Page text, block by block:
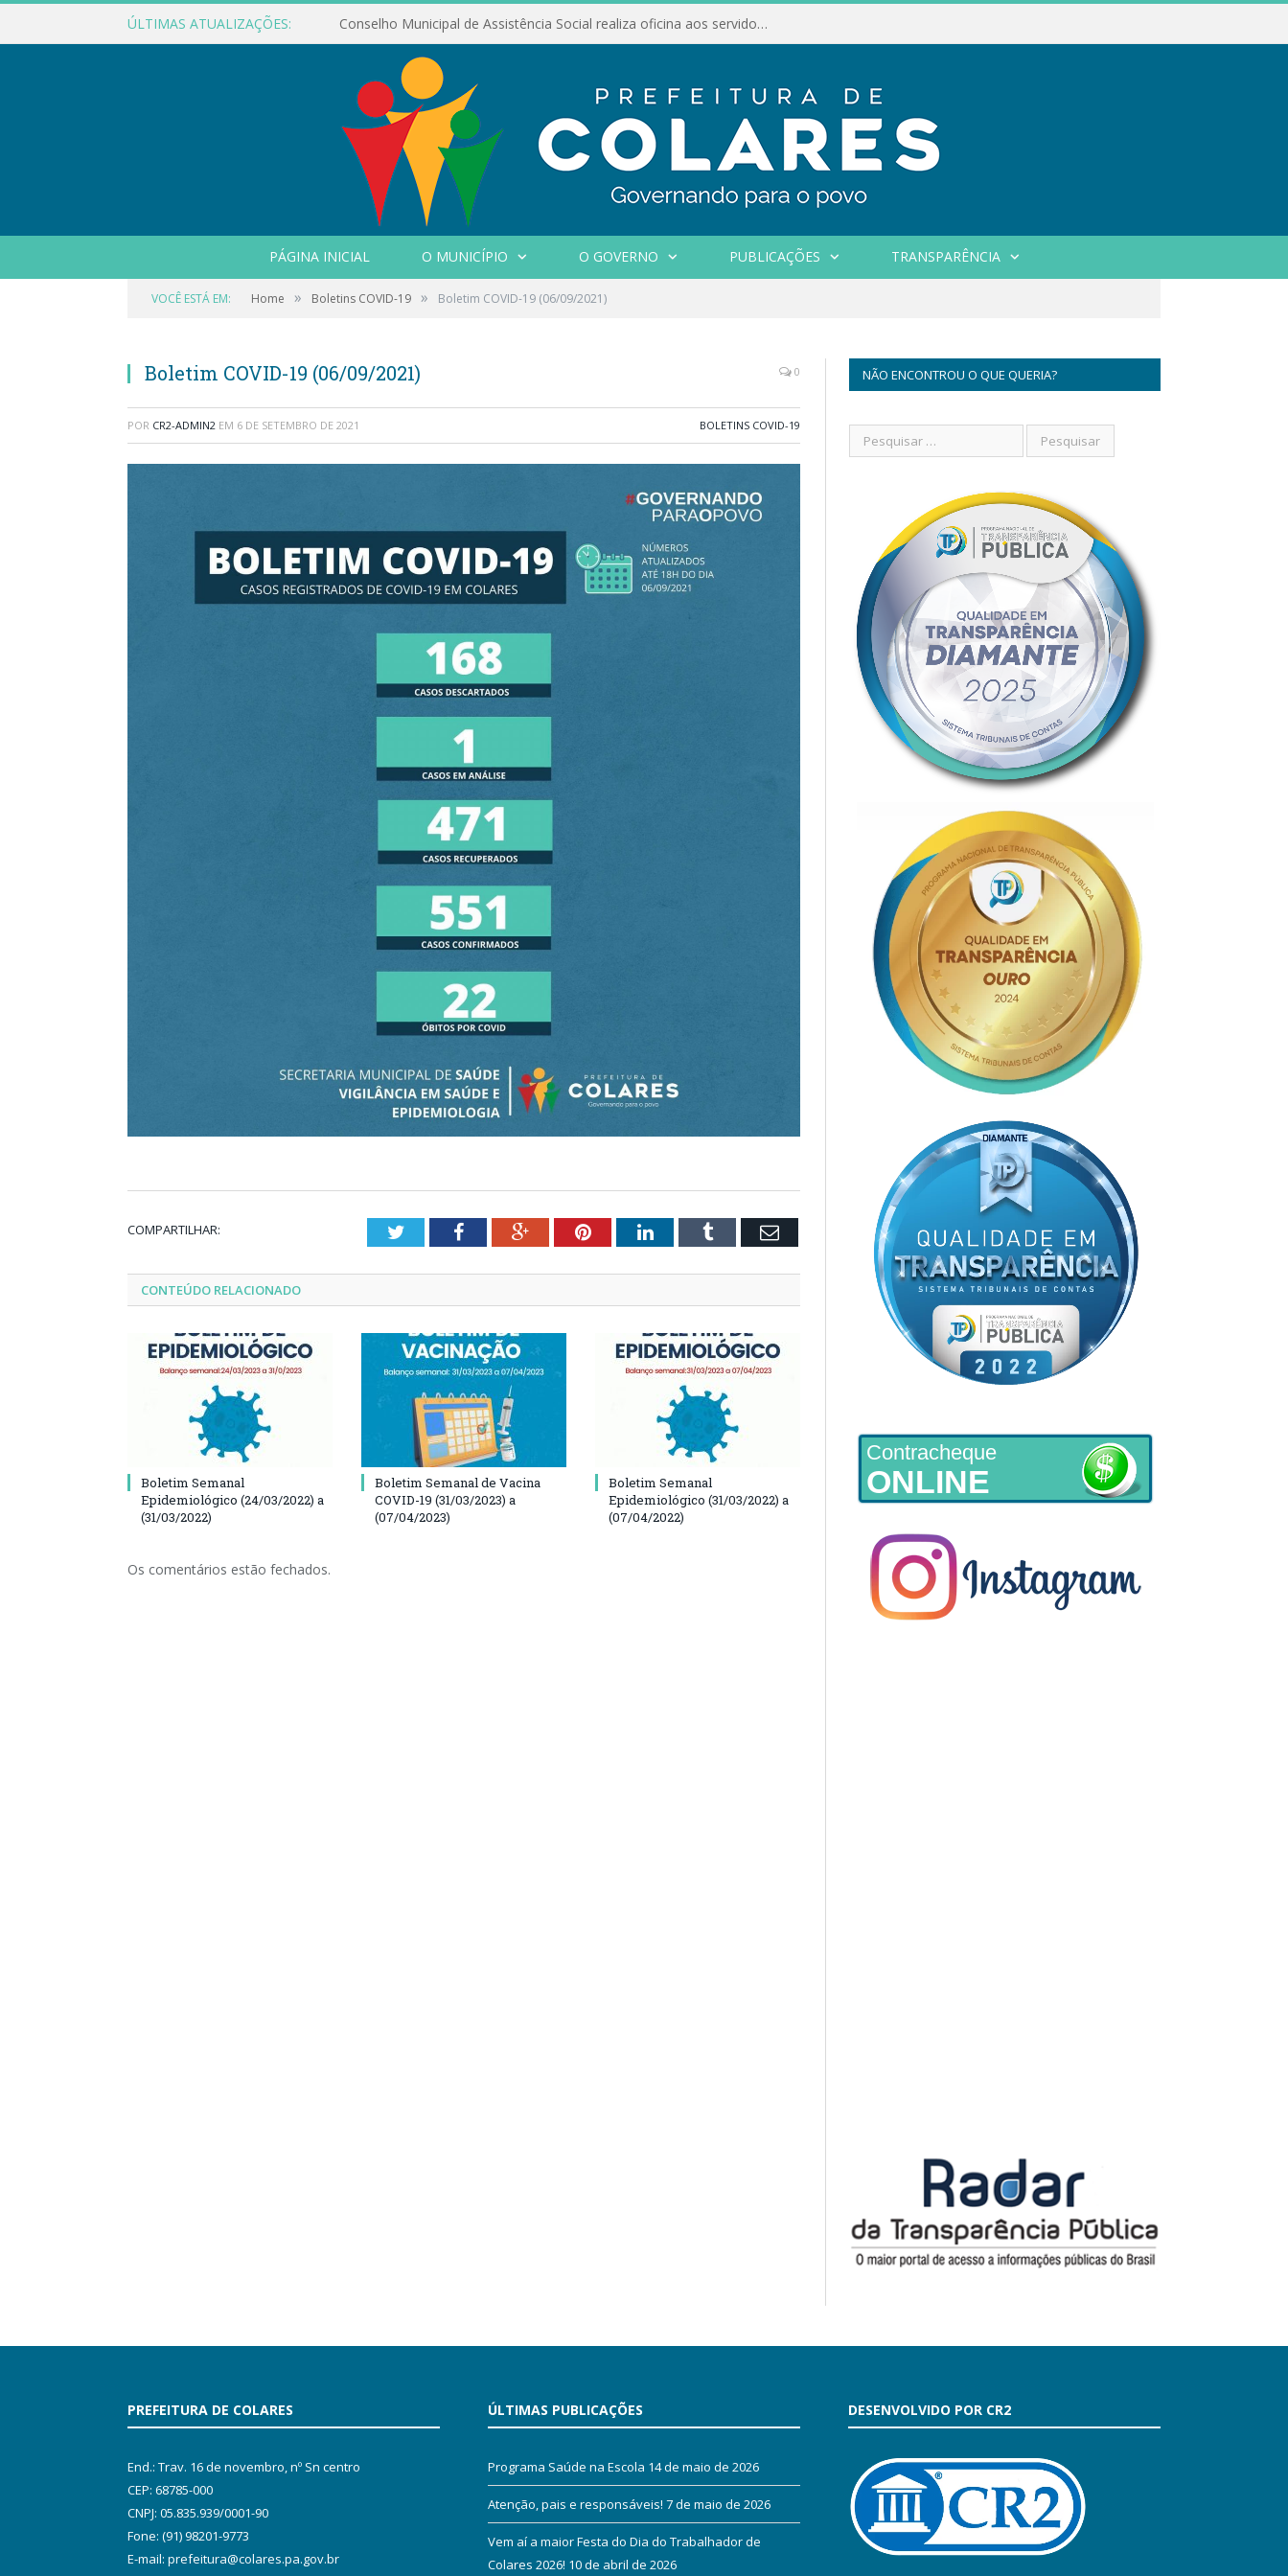
ÚLTIMAS ATUALIZAÇÕES: Conselho Municipal de Assistência Social realiza oficina aos servidores
PÁGINA INICIAL O MUNICÍPIO O GOVERNO PUBLICAÇÕES TRANSPARÊNCIA
VOCÊ ESTÁ EM: Home » Boletins COVID-19 » Boletim COVID-19 (06/09/2021)
Boletim COVID-19 (06/09/2021) 0
POR CR2-ADMIN2 EM 6 DE SETEMBRO DE 2021 BOLETINS COVID-19
COMPARTILHAR: TwitterFacebookGoogle+PinterestLinkedInTumblr Email
CONTEÚDO RELACIONADO
Boletim Semanal
Epidemiológico (24/03/2022) a
(31/03/2022)
Boletim Semanal de Vacina
COVID-19 (31/03/2023) a
(07/04/2023)
Boletim Semanal
Epidemiológico (31/03/2022) a
(07/04/2022)
Os comentários estão fechados.
NÃO ENCONTROU O QUE QUERIA?
Contracheque
ONLINE
PREFEITURA DE COLARES
End.: Trav. 16 de novembro, nº Sn centro
CEP: 68785-000
CNPJ: 05.835.939/0001-90
Fone: (91) 98201-9773
E-mail: prefeitura@colares.pa.gov.br
ÚLTIMAS PUBLICAÇÕES
Programa Saúde na Escola 14 de maio de 2026
Atenção, pais e responsáveis! 7 de maio de 2026
Vem aí a maior Festa do Dia do Trabalhador de
Colares 2026! 10 de abril de 2026
DESENVOLVIDO POR CR2